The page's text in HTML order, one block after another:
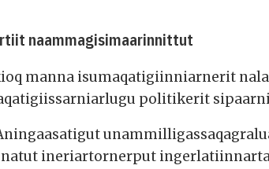
naammagisimaarinnittut
manna isumaqatigiinniarnerit
politikerit
ineriartornerput